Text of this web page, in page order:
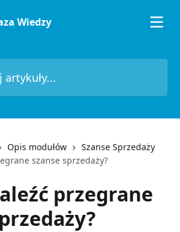
Opis modułów
Szanse Sprzedaży
szanse sprzedaży?
przegrane